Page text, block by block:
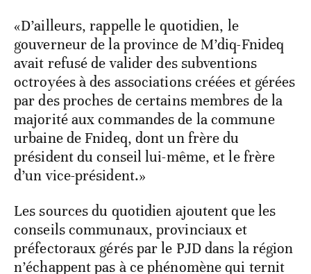
«D’ailleurs, rappelle le quotidien, le
gouverneur de la province de M’diq-Fnideq
avait refusé de valider des subventions
octroyées à des associations créées et gérées
par des proches de certains membres de la
majorité aux commandes de la commune
urbaine de Fnideq, dont un frère du
président du conseil lui-même, et le frère
d’un vice-président.»
Les sources du quotidien ajoutent que les
conseils communaux, provinciaux et
préfectoraux gérés par le PJD dans la région
n’échappent pas à ce phénomène qui ternit